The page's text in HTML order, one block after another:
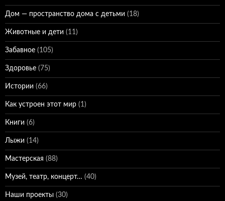
Дом — пространство дома с детьми (18)
Животные и дети (11)
Забавное (105)
Здоровье (75)
Истории (66)
Как устроен этот мир (1)
Книги (6)
Лыжи (14)
Мастерская (88)
Музей, театр, концерт… (40)
Наши проекты (30)